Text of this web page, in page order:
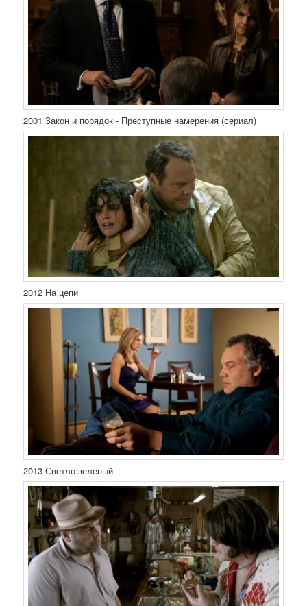
2001 Закон и порядок - Преступные намерения (сериал)
2012 На цепи
2013 Светло-зеленый